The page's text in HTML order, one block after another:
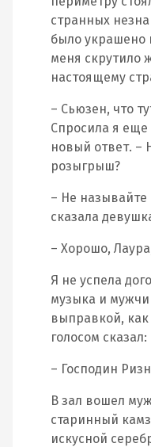
странных
было украшено
меня скрутило
настоящему
– Сьюзен, что
Спросила я еще
новый ответ. –
розыгрыш?
– Не называйте
сказала
– Хорошо,
Я не успела
музыка и
выправкой,
голосом сказал:
– Господин
В зал вошел
старинный
искусной